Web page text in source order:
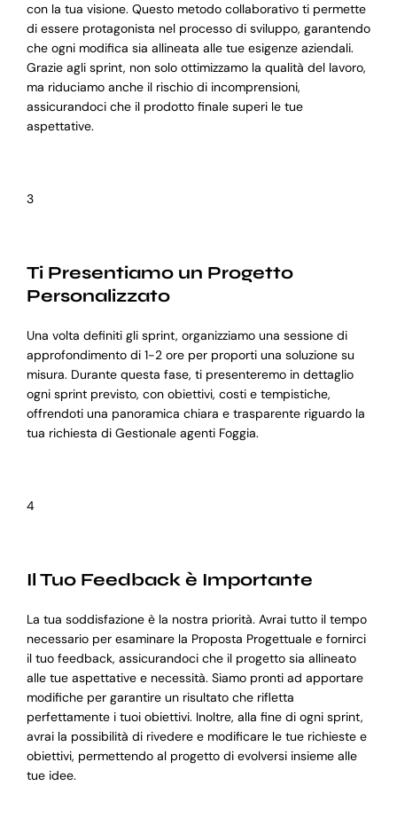
con la tua visione. Questo metodo collaborativo ti permette
di essere protagonista nel processo di sviluppo, garantendo
che ogni modifica sia allineata alle tue esigenze aziendali.
Grazie agli sprint, non solo ottimizzamo la qualità del lavoro,
ma riduciamo anche il rischio di incomprensioni,
assicurandoci che il prodotto finale superi le tue
aspettative.
3
Ti Presentiamo un Progetto
Personalizzato
Una volta definiti gli sprint, organizziamo una sessione di
approfondimento di 1-2 ore per proporti una soluzione su
misura. Durante questa fase, ti presenteremo in dettaglio
ogni sprint previsto, con obiettivi, costi e tempistiche,
offrendoti una panoramica chiara e trasparente riguardo la
tua richiesta di Gestionale agenti Foggia.
4
Il Tuo Feedback è Importante
La tua soddisfazione è la nostra priorità. Avrai tutto il tempo
necessario per esaminare la Proposta Progettuale e fornirci
il tuo feedback, assicurandoci che il progetto sia allineato
alle tue aspettative e necessità. Siamo pronti ad apportare
modifiche per garantire un risultato che rifletta
perfettamente i tuoi obiettivi. Inoltre, alla fine di ogni sprint,
avrai la possibilità di rivedere e modificare le tue richieste e
obiettivi, permettendo al progetto di evolversi insieme alle
tue idee.